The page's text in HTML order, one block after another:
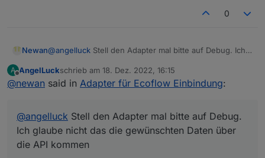
"inv.invOutAmp": 0,
"inv.acInVol": 0
}
Nachricht auch versand aber es ist nichts passiert.
race conditions vorzubeugen).
gemacht in der id und den timestamp auch massiv
ich aber noch nicht.
0
Newan@angelluck Stell den Adapter mal bitte auf Debug. Ich
kommen
A AngelLuckschrieb am 18. Dez. 2022, 16:15
zuletzt editiert von
@newan said in Adapter für Ecoflow Einbindung:
@angelluck Stell den Adapter mal bitte auf Debug.
Ich glaube nicht das die gewünschten Daten über
die API kommen